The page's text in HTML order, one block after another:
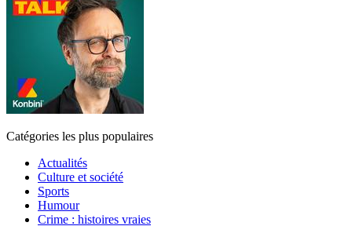
Catégories les plus populaires
Actualités
Culture et société
Sports
Humour
Crime : histoires vraies